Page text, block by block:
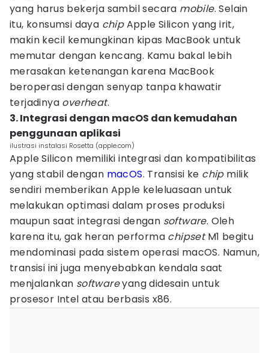
yang harus bekerja sambil secara mobile. Selain
itu, konsumsi daya chipApple Silicon yang irit,
makin kecil kemungkinan kipas MacBook untuk
memutar dengan kencang. Kamu bakal lebih
merasakan ketenangan karena MacBook
beroperasi dengan senyap tanpa khawatir
terjadinya overheat.
3. Integrasi dengan macOS dan kemudahan
penggunaan aplikasi
ilustrasi instalasi Rosetta (apple.com)
Apple Silicon memiliki integrasi dan kompatibilitas
yang stabil dengan macOS. Transisi ke chipmilik
sendiri memberikan Apple keleluasaan untuk
melakukan optimasi dalam proses produksi
maupun saat integrasi dengan software. Oleh
karena itu, gak heran performa chipsetM1 begitu
mendominasi pada sistem operasi macOS. Namun,
transisi ini juga menyebabkan kendala saat
menjalankan softwareyang didesain untuk
prosesor Intel atau berbasis x86.